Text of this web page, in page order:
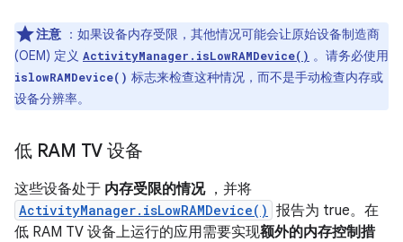
注意 ：如果设备内存受限，其他情况可能会让原始设备制造商
(OEM) 定义 ActivityManager.isLowRAMDevice() 。请务必使用
islowRAMDevice() 标志来检查这种情况，而不是手动检查内存或
设备分辨率。
低 RAM TV 设备
这些设备处于 内存受限的情况，并将
ActivityManager.isLowRAMDevice() 报告为 true。在
低 RAM TV 设备上运行的应用需要实现额外的内存控制措